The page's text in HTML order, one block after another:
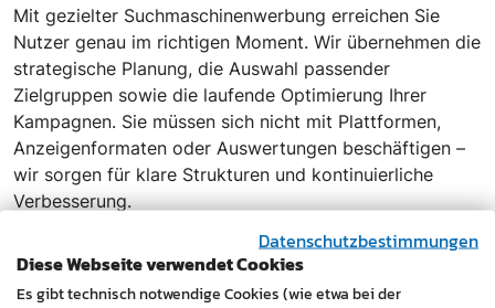
Mit gezielter Suchmaschinenwerbung erreichen Sie
Nutzer genau im richtigen Moment. Wir übernehmen die
strategische Planung, die Auswahl passender
Zielgruppen sowie die laufende Optimierung Ihrer
Kampagnen. Sie müssen sich nicht mit Plattformen,
Anzeigenformaten oder Auswertungen beschäftigen –
wir sorgen für klare Strukturen und kontinuierliche
Verbesserung.
Datenschutzbestimmungen
Diese Webseite verwendet Cookies
Es gibt technisch notwendige Cookies (wie etwa bei der